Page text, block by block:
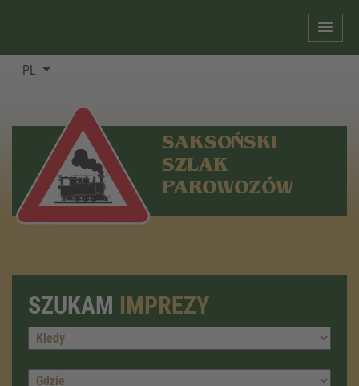
PL
SAKSOŃSKI
SZLAK
PAROWOZÓW
SZUKAM IMPREZY